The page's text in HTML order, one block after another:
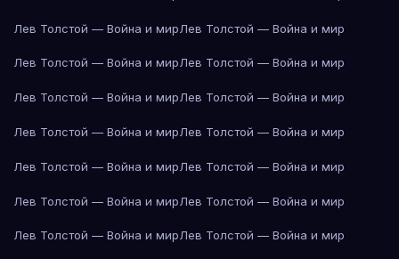
Лев Толстой — Война и мирЛев Толстой — Война и мир
Лев Толстой — Война и мирЛев Толстой — Война и мир
Лев Толстой — Война и мирЛев Толстой — Война и мир
Лев Толстой — Война и мирЛев Толстой — Война и мир
Лев Толстой — Война и мирЛев Толстой — Война и мир
Лев Толстой — Война и мирЛев Толстой — Война и мир
Лев Толстой — Война и мирЛев Толстой — Война и мир